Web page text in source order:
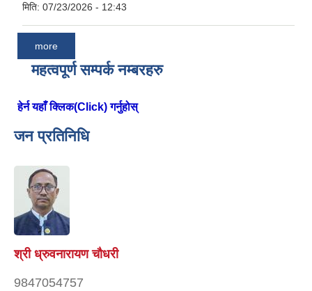
मिति: 07/23/2026 - 12:43
more
महत्वपूर्ण सम्पर्क नम्बरहरु
हेर्न यहाँ क्लिक(Click) गर्नुहोस्
जन प्रतिनिधि
श्री ध्रुवनारायण चौधरी
9847054757